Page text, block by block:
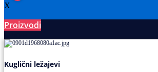
X
Proizvodi
Kuglični ležajevi